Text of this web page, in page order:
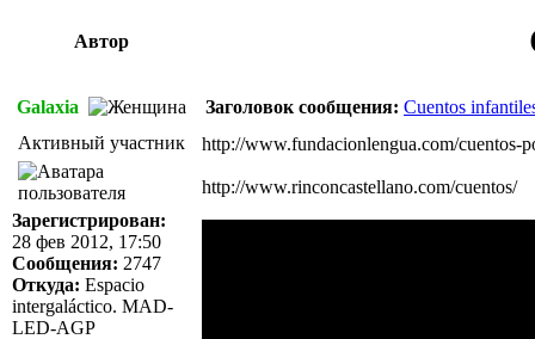
Автор
Galaxia Заголовок сообщения: Cuentos
Активный участник
Зарегистрирован:
28 фев 2012, 17:50
Сообщения: 2747
Откуда: Espacio
intergaláctico. MAD-
LED-AGP
http://www.fundacionlengua.com/cuentos-
http://www.rinconcastellano.com/cuentos/